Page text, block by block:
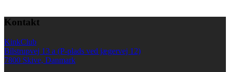
Kontakt
KinkClub
Bilstrupvej 13 a (P-plads ved jægervej 12)
7800 Skive, Danmark